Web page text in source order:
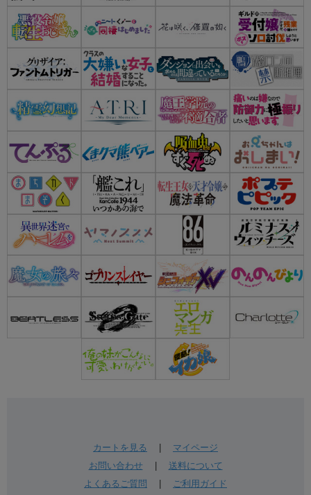
カートを見る
マイページ
お問い合わせ| 送料について
よくあるご質問
ご利用ガイド